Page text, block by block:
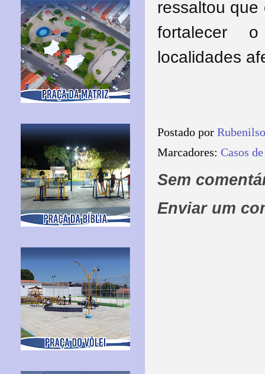
ressaltou que
fortalecer
localidades
Postado por
Marcadores: Casos
Sem
Enviar um